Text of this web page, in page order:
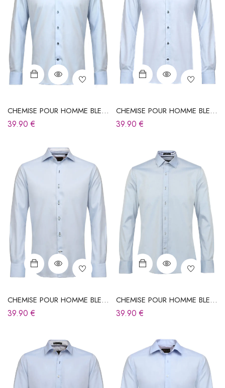
CHEMISE POUR HOMME BLEU
CIEL
39.90€
CHEMISE POUR HOMME BLEU
CIEL
39.90€
CHEMISE POUR HOMME BLEU
CIEL
39.90€
CHEMISE POUR HOMME BLEU
CIEL
39.90€